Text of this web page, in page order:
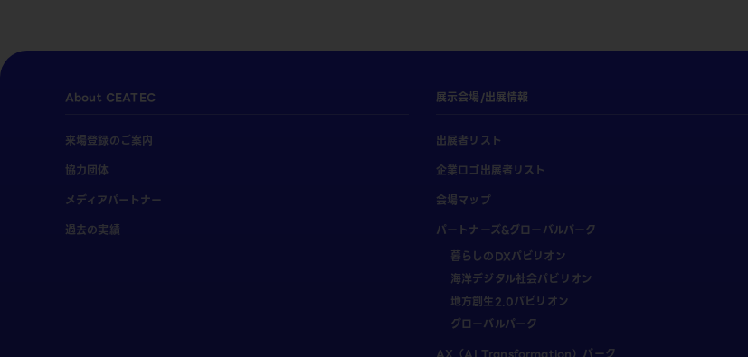
About CEATEC
来場登録のご案内
協力団体
メディアパートナー
過去の実績
展示会場/出展情報
出展者リスト
企業ロゴ出展者リスト
会場マップ
パートナーズ&グローバルパーク
暮らしのDXパビリオン
海洋デジタル社会パビリオン
地方創生2.0パビリオン
グローバルパーク